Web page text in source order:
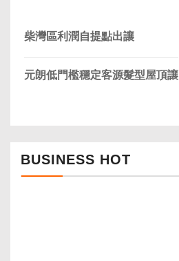
柴灣區利潤自提點出讓
元朗低門檻穩定客源髮型屋頂讓
BUSINESS HOT